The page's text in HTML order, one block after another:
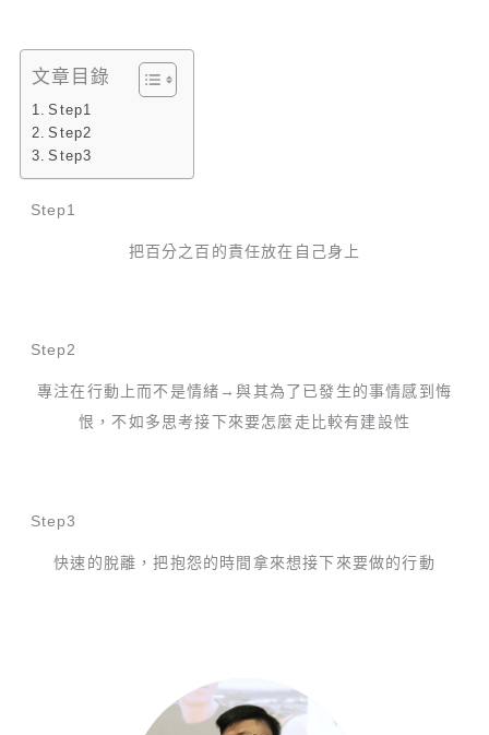
文章目錄
Step1
Step2
Step3
Step1
把百分之百的責任放在自己身上
Step2
專注在行動上而不是情緒→與其為了已發生的事情感到悔
恨， 不如多思考接下來要怎麼走比較有建設性
Step3
快速的脫離，把抱怨的時間拿來想接下來要做的行動